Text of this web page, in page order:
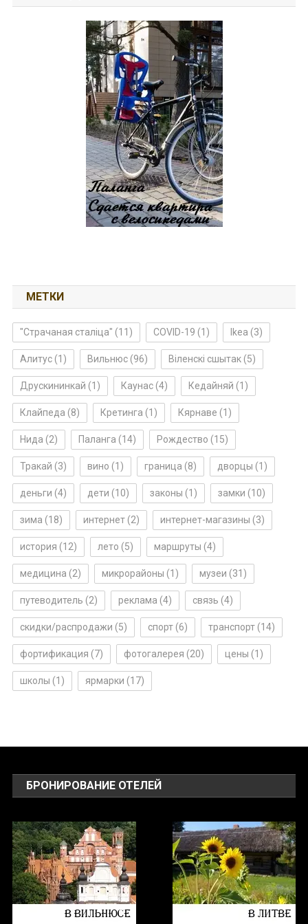
МЕТКИ
"Страчаная сталіца" (11) COVID-19 (1) Ikea (3)
Алитус(1) Вильнюс(96) Віленскі сшытак(5)
Друскининкай (1) Каунас(4) Кедайняй (1)
Клайпеда (8) Кретинга (1) Кярнаве (1)
Нида (2) Паланга (14) Рождество (15)
Тракай (3) вино (1) граница (8) дворцы (1)
деньги (4) дети (10) законы (1) замки (10)
зима (18) интернет(2) интернет-магазины (3)
история (12) лето (5) маршруты (4)
медицина (2) микрорайоны (1) музеи (31)
путеводитель (2) реклама (4) связь (4)
скидки/распродажи (5) спорт(6) транспорт(14)
фортификация (7) фотогалерея (20) цены (1)
школы (1) ярмарки (17)
БРОНИРОВАНИЕ ОТЕЛЕЙ